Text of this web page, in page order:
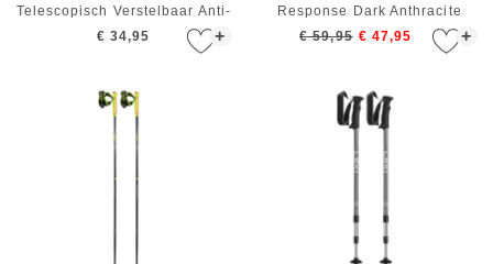
+
Telescopisch Verstelbaar Anti-
shock Zilver Blauw Zwart
€ 34,95 +
Response Dark Anthracite
Black White 120 cm
€ 59,95 € 47,95